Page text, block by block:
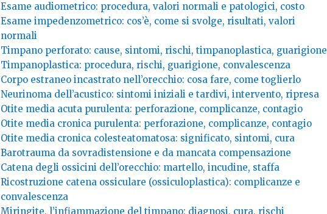
Esame audiometrico: procedura, valori normali e patologici, costo
Esame impedenzometrico: cos’è, come si svolge, risultati, valori
normali
Timpano perforato: cause, sintomi, rischi, timpanoplastica, guarigione
Timpanoplastica: procedura, rischi, guarigione, convalescenza
Corpo estraneo incastrato nell’orecchio: cosa fare, come toglierlo
Neurinoma dell’acustico: sintomi iniziali e tardivi, intervento, ripresa
Otite media acuta purulenta: perforazione, complicanze, contagio
Otite media cronica purulenta: perforazione, complicanze, contagio
Otite media cronica colesteatomatosa: significato, sintomi, cura
Barotrauma da sovradistensione e da mancata compensazione
Catena degli ossicini dell’orecchio: martello, incudine, staffa
Ricostruzione catena ossiculare (ossiculoplastica): complicanze e
convalescenza
Miringite, l’infiammazione del timpano: diagnosi, cura, rischi